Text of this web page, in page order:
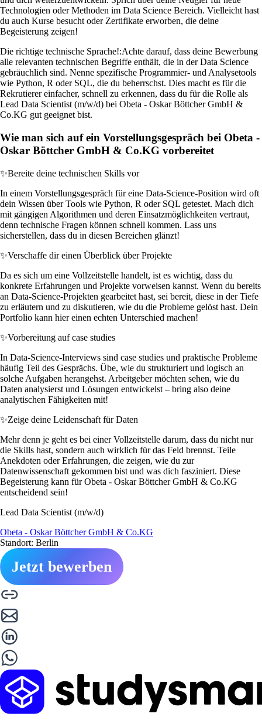
Technologien oder Methoden im Data Science Bereich. Vielleicht hast
du auch Kurse besucht oder Zertifikate erworben, die deine
Begeisterung zeigen!
Die richtige technische Sprache!:Achte darauf, dass deine Bewerbung
alle relevanten technischen Begriffe enthält, die in der Data Science
gebräuchlich sind. Nenne spezifische Programmier- und Analysetools
wie Python, R oder SQL, die du beherrschst. Dies macht es für die
Rekrutierer einfacher, schnell zu erkennen, dass du für die Rolle als
Lead Data Scientist (m/w/d) bei Obeta - Oskar Böttcher GmbH &
Co.KG gut geeignet bist.
Wie man sich auf ein Vorstellungsgespräch bei Obeta -
Oskar Böttcher GmbH & Co.KG vorbereitet
✨Bereite deine technischen Skills vor
In einem Vorstellungsgespräch für eine Data-Science-Position wird oft
dein Wissen über Tools wie Python, R oder SQL getestet. Mach dich
mit gängigen Algorithmen und deren Einsatzmöglichkeiten vertraut,
denn technische Fragen können schnell kommen. Lass uns
sicherstellen, dass du in diesen Bereichen glänzt!
✨Verschaffe dir einen Überblick über Projekte
Da es sich um eine Vollzeitstelle handelt, ist es wichtig, dass du
konkrete Erfahrungen und Projekte vorweisen kannst. Wenn du bereits
an Data-Science-Projekten gearbeitet hast, sei bereit, diese in der Tiefe
zu erläutern und zu diskutieren, wie du die Probleme gelöst hast. Dein
Portfolio kann hier einen echten Unterschied machen!
✨Vorbereitung auf case studies
In Data-Science-Interviews sind case studies und praktische Probleme
häufig Teil des Gesprächs. Übe, wie du strukturiert und logisch an
solche Aufgaben herangehst. Arbeitgeber möchten sehen, wie du
Daten analysierst und Lösungen entwickelst – bring also deine
analytischen Fähigkeiten mit!
✨Zeige deine Leidenschaft für Daten
Mehr denn je geht es bei einer Vollzeitstelle darum, dass du nicht nur
die Skills hast, sondern auch wirklich für das Feld brennst. Teile
Anekdoten oder Erfahrungen, die zeigen, wie du zur
Datenwissenschaft gekommen bist und was dich fasziniert. Diese
Begeisterung kann für Obeta - Oskar Böttcher GmbH & Co.KG
entscheidend sein!
Lead Data Scientist (m/w/d)
Obeta - Oskar Böttcher GmbH & Co.KG
Standort: Berlin
Jetzt bewerben